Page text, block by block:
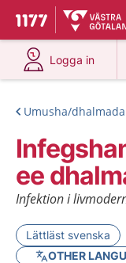
To start page for
Du har valt
Logga in
at 1177.se
Umusha/dhalmada
ee
Infektion i
Lättläst svenska
OTHER